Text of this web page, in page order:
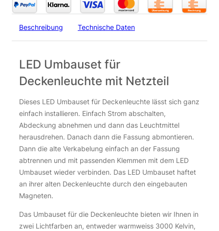
Beschreibung Technische Daten
LED Umbauset für
Deckenleuchte mit Netzteil
Dieses LED Umbauset für Deckenleuchte lässt sich ganz
einfach installieren. Einfach Strom abschalten,
Abdeckung abnehmen und dann das Leuchtmittel
herausdrehen. Danach dann die Fassung abmontieren.
Dann die alte Verkabelung einfach an der Fassung
abtrennen und mit passenden Klemmen mit dem LED
Umbauset wieder verbinden. Das LED Umbauset haftet
an ihrer alten Deckenleuchte durch den eingebauten
Magneten.
Das Umbauset für die Deckenleuchte bieten wir Ihnen in
zwei Lichtfarben an, entweder warmweiss 3000 Kelvin,